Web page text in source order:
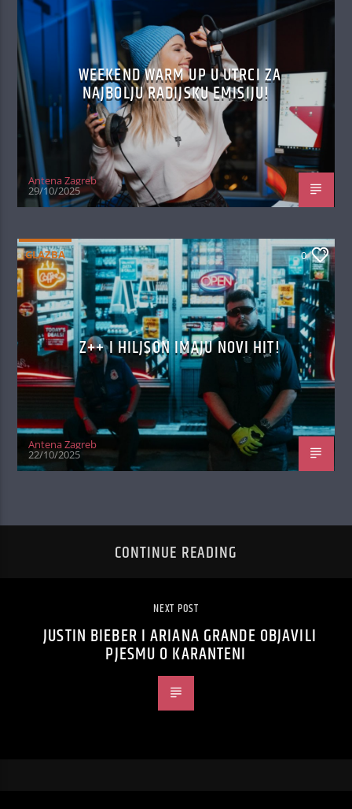
WEEKEND WARM UP U UTRCI ZA
NAJBOLJU RADIJSKU EMISIJU!
Antena Zagreb
29/10/2025
GLAZBA 0
Z++ I HILJSON IMAJU NOVI HIT!
Antena Zagreb
22/10/2025
CONTINUE READING
NEXT POST
JUSTIN BIEBER I ARIANA GRANDE OBJAVILI
PJESMU O KARANTENI